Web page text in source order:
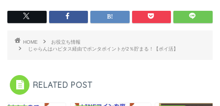
HOME
お役立ち情報
じゃらんはハピタス経由でポンタポイントが2％貯まる！【ポイ活】
RELATED POST